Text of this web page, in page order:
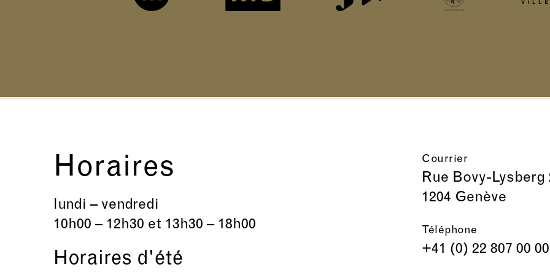
Horaires
lundi – vendredi
10h00 – 12h30 et 13h30 – 18h00
Horaires d'été
Courrier
Rue Bovy-Lysberg
1204 Genève
Téléphone
+41 (0) 22 807 00 00